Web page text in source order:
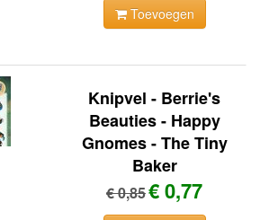
Toevoegen
Knipvel - Berrie's
Beauties - Happy
Gnomes - The Tiny
Baker
€ 0,85€ 0,77